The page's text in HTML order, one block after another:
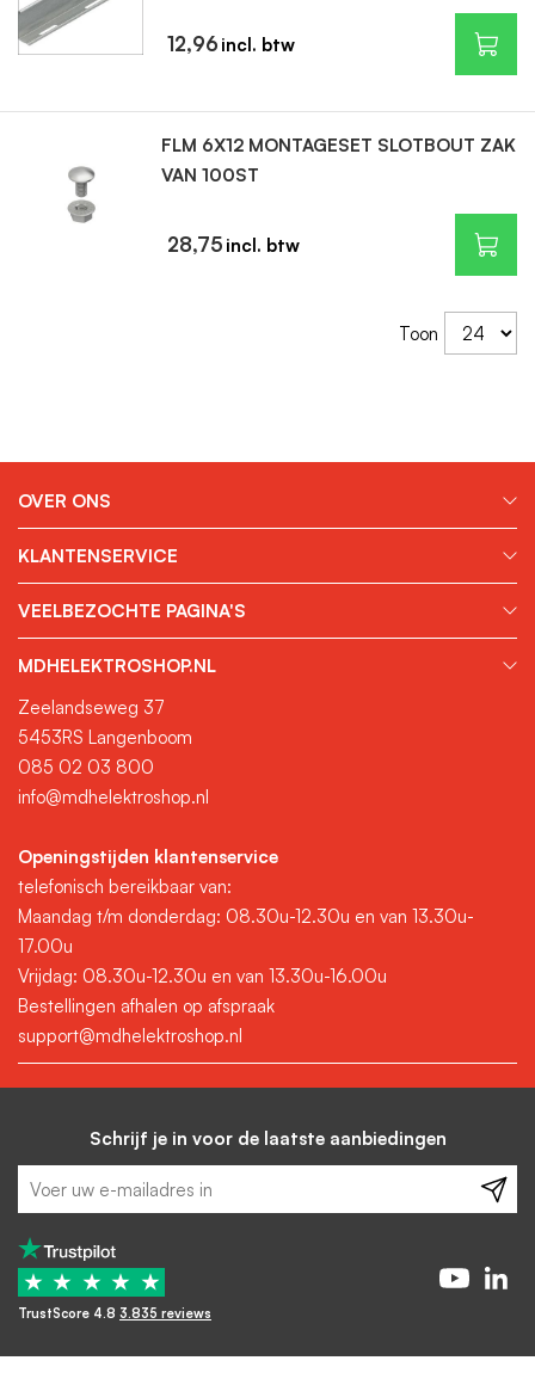
12,96
FLM 6X12 MONTAGESET SLOTBOUT ZAK
VAN 100ST
28,75
Toon
OVER ONS
KLANTENSERVICE
VEELBEZOCHTE PAGINA'S
MDHELEKTROSHOP.NL
Zeelandseweg 37
5453RS Langenboom
085 02 03 800
info@mdhelektroshop.nl
Openingstijden klantenservice
telefonisch bereikbaar van:
Maandag t/m donderdag: 08.30u-12.30u en van 13.30u-
17.00u
Vrijdag: 08.30u-12.30u en van 13.30u-16.00u
Bestellingen afhalen op afspraak
support@mdhelektroshop.nl
Schrijf je in voor de laatste aanbiedingen
★ ★ ★ ★ ★
TrustScore 4.8 3.835 reviews